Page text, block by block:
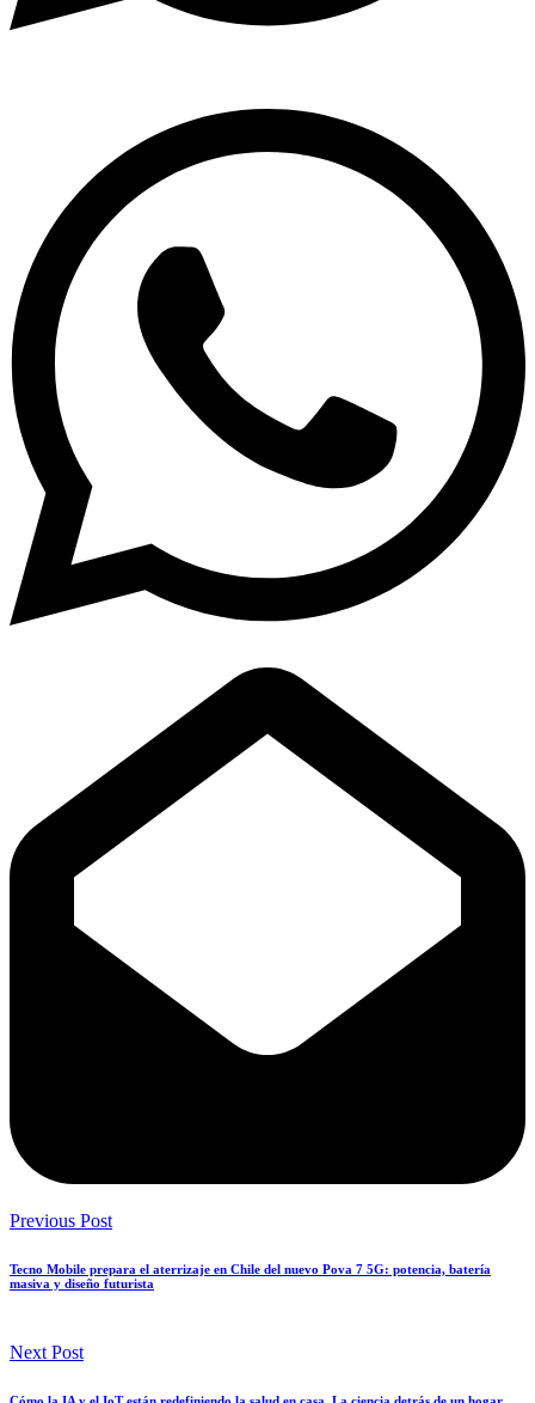
Previous Post
Tecno Mobile prepara el aterrizaje en Chile del nuevo Pova 7 5G: potencia, batería
masiva y diseño futurista
Next Post